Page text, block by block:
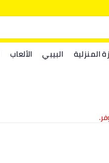
المنزلية البيبي الألعاب